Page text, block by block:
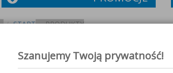
START PRODUKTY
Szanujemy Twoją prywatność!